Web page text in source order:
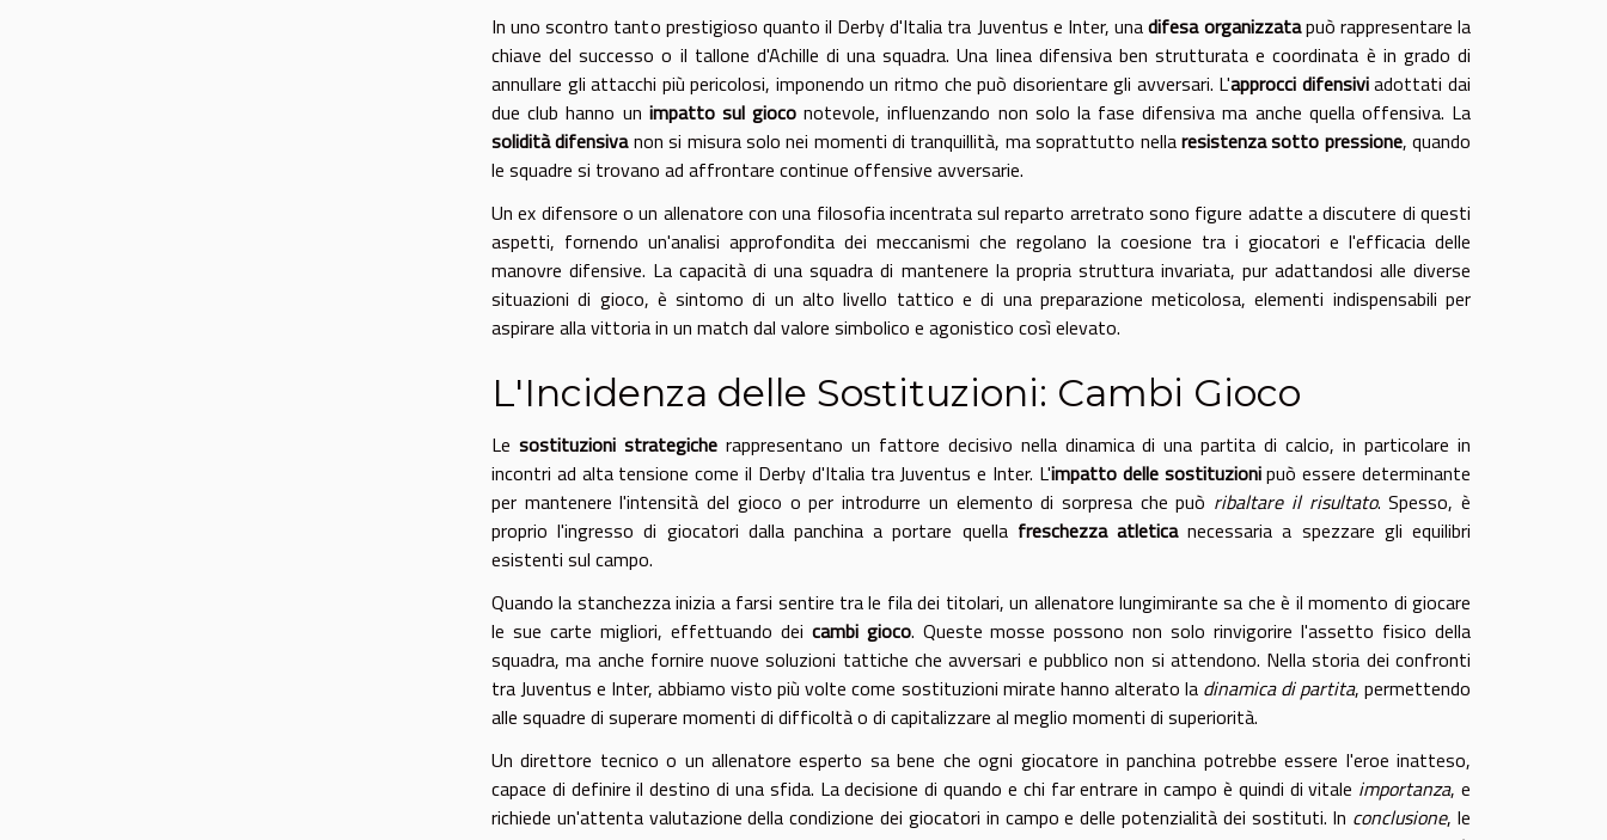
In uno scontro tanto prestigioso quanto il Derby d'Italia tra Juventus e Inter, unadifesa organizzatapuò rappresentare la
chiave del successo o il tallone d'Achille di una squadra. Una linea difensiva ben strutturata e coordinata è in grado di
annullare gli attacchi più pericolosi, imponendo un ritmo che può disorientare gli avversari. L'approcci difensiviadottati dai
due club hanno un impatto sul gioco notevole, influenzando non solo la fase difensiva ma anche quella offensiva. La
solidità difensivanon si misura solo nei momenti di tranquillità, ma soprattutto nellaresistenza sotto pressione, quando
le squadre si trovano ad affrontare continue offensive avversarie.
Un ex difensore o un allenatore con una filosofia incentrata sul reparto arretrato sono figure adatte a discutere di questi
aspetti, fornendo un'analisi approfondita dei meccanismi che regolano la coesione tra i giocatori e l'efficacia delle
manovre difensive. La capacità di una squadra di mantenere la propria struttura invariata, pur adattandosi alle diverse
situazioni di gioco, è sintomo di un alto livello tattico e di una preparazione meticolosa, elementi indispensabili per
aspirare alla vittoria in un match dal valore simbolico e agonistico così elevato.
L'Incidenza delle Sostituzioni: Cambi Gioco
Le sostituzioni strategicherappresentano un fattore decisivo nella dinamica di una partita di calcio, in particolare in
incontri ad alta tensione come il Derby d'Italia tra Juventus e Inter. L'impatto delle sostituzionipuò essere determinante
per mantenere l'intensità del gioco o per introdurre un elemento di sorpresa che può ribaltare il risultato. Spesso, è
proprio l'ingresso di giocatori dalla panchina a portare quella freschezza atleticanecessaria a spezzare gli equilibri
esistenti sul campo.
Quando la stanchezza inizia a farsi sentire tra le fila dei titolari, un allenatore lungimirante sa che è il momento di giocare
le sue carte migliori, effettuando dei cambi gioco. Queste mosse possono non solo rinvigorire l'assetto fisico della
squadra, ma anche fornire nuove soluzioni tattiche che avversari e pubblico non si attendono. Nella storia dei confronti
tra Juventus e Inter, abbiamo visto più volte come sostituzioni mirate hanno alterato la dinamica di partita, permettendo
alle squadre di superare momenti di difficoltà o di capitalizzare al meglio momenti di superiorità.
Un direttore tecnico o un allenatore esperto sa bene che ogni giocatore in panchina potrebbe essere l'eroe inatteso,
capace di definire il destino di una sfida. La decisione di quando e chi far entrare in campo è quindi di vitale importanza, e
richiede un'attenta valutazione della condizione dei giocatori in campo e delle potenzialità dei sostituti. In conclusione, le